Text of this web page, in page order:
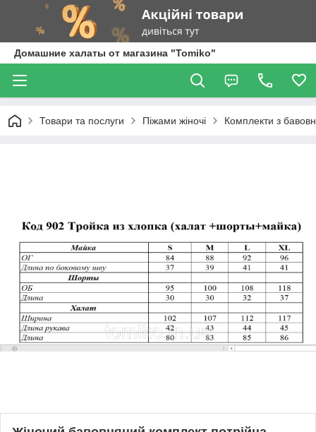
Домашние халаты от магазина "Tomiko"
Товари та послуги Піжами жіночі Комплекти з